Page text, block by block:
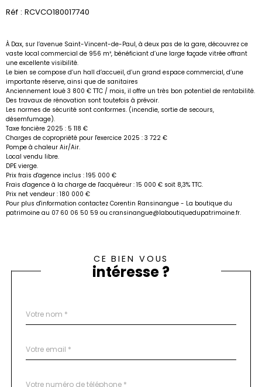
Réf : RCVCO180017740
À Dax, sur l’avenue Saint-Vincent-de-Paul, à deux pas de la gare, découvrez ce
vaste local commercial de 956 m², bénéficiant d’une large façade vitrée offrant
une excellente visibilité.
Le bien se compose d’un hall d’accueil, d’un grand espace commercial, d’une
importante réserve, ainsi que de sanitaires
Anciennement loué 3 800 € TTC / mois, il offre un très bon potentiel de rentabilité.
Des travaux de rénovation sont toutefois à prévoir.
Les normes de sécurité sont conformes. (incendie, sortie de secours,
désemfumage).
Taxe foncière 2025 : 5 118 €
Charges de copropriété pour l'exercice 2025 : 3 722 €
Pompe à chaleur Air/Air.
Local vendu libre.
DPE vierge.
Prix frais d'agence inclus : 195 000 €
Frais d'agence à la charge de l'acquéreur : 15 000 € soit 8,3% TTC.
Prix net vendeur : 180 000 €
Pour plus d'information contactez Corentin Ransinangue - La boutique du
patrimoine au 07 60 06 50 59 ou cransinangue@laboutiquedupatrimoine.fr.
CE BIEN VOUS
intéresse ?
par
*
*